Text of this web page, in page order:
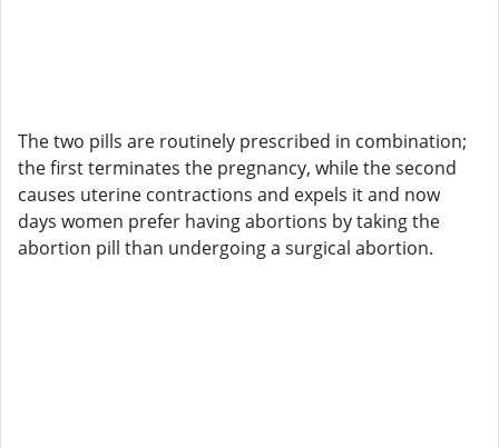
The two pills are routinely prescribed in combination;
the first terminates the pregnancy, while the second
causes uterine contractions and expels it and now
days women prefer having abortions by taking the
abortion pill than undergoing a surgical abortion.